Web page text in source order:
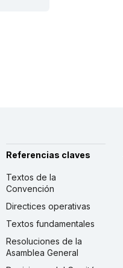
Referencias claves
Textos de la
Convención
Directices operativas
Textos fundamentales
Resoluciones de la
Asamblea General